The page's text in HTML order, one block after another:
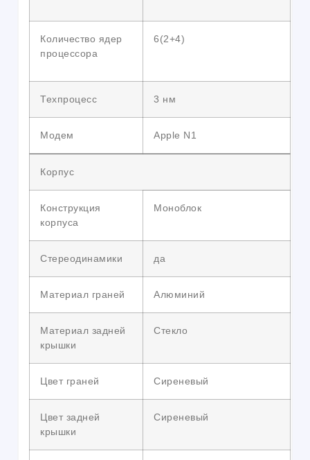
Количество ядер
процессора
6(2+4)
Техпроцесс 3 нм
Модем Apple N1
Корпус
Конструкция
корпуса
Моноблок
Стереодинамики да
Материал граней Алюминий
Материал задней
крышки
Стекло
Цвет граней Сиреневый
Цвет задней
крышки
Сиреневый